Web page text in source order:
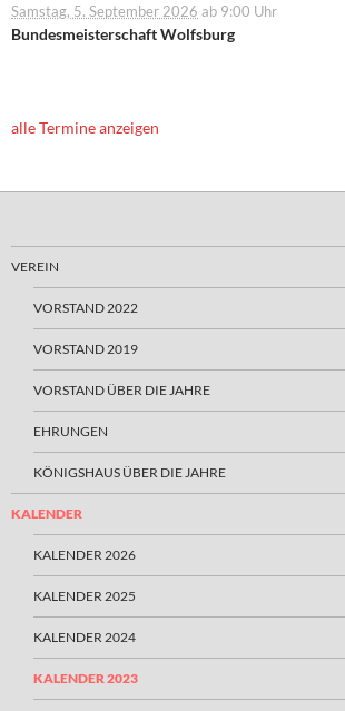
Samstag, 5. September 2026 ab 9:00 Uhr
Bundesmeisterschaft Wolfsburg
alle Termine anzeigen
VEREIN
VORSTAND 2022
VORSTAND 2019
VORSTAND ÜBER DIE JAHRE
EHRUNGEN
KÖNIGSHAUS ÜBER DIE JAHRE
KALENDER
KALENDER 2026
KALENDER 2025
KALENDER 2024
KALENDER 2023